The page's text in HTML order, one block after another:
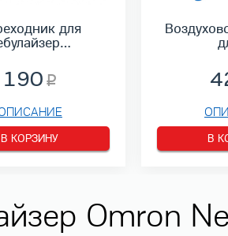
для
190
В КОРЗИНУ В
Omron